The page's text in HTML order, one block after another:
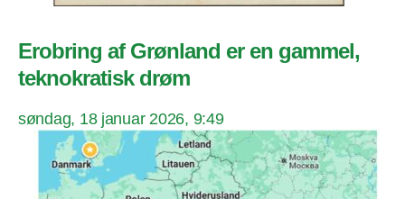
Erobring af Grønland er en gammel,
teknokratisk drøm
søndag, 18 januar 2026, 9:49